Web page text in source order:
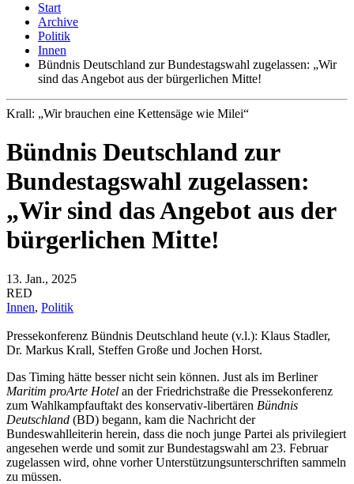
Start
Archive
Politik
Innen
Bündnis Deutschland zur Bundestagswahl zugelassen: „Wir
sind das Angebot aus der bürgerlichen Mitte!
Krall: „Wir brauchen eine Kettensäge wie Milei“
Bündnis Deutschland zur
Bundestagswahl zugelassen:
„Wir sind das Angebot aus der
bürgerlichen Mitte!
13. Jan., 2025
RED
Innen, Politik
Pressekonferenz Bündnis Deutschland heute (v.l.): Klaus Stadler,
Dr. Markus Krall, Steffen Große und Jochen Horst.
Das Timing hätte besser nicht sein können. Just als im Berliner
Maritim proArte Hotel an der Friedrichstraße die Pressekonferenz
zum Wahlkampfauftakt des konservativ-libertären Bündnis
Deutschland (BD) begann, kam die Nachricht der
Bundeswahlleiterin herein, dass die noch junge Partei als privilegiert
angesehen werde und somit zur Bundestagswahl am 23. Februar
zugelassen wird, ohne vorher Unterstützungsunterschriften sammeln
zu müssen.